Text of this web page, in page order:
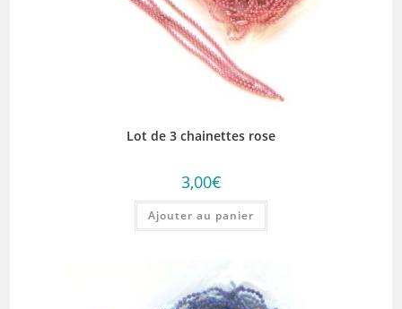
Lot de 3 chainettes rose
3,00€
Ajouter au panier